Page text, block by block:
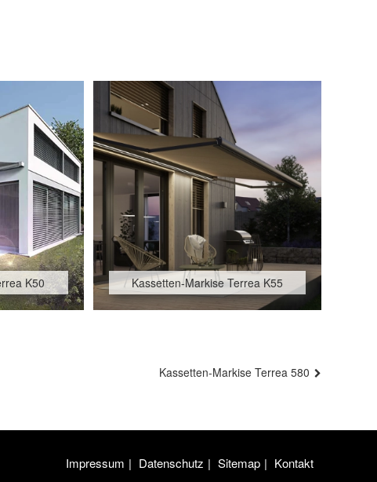
K50 Kassetten-Markise Terrea K55
Kassetten-Markise Terrea 580
Impressum Datenschutz Sitemap Kontakt